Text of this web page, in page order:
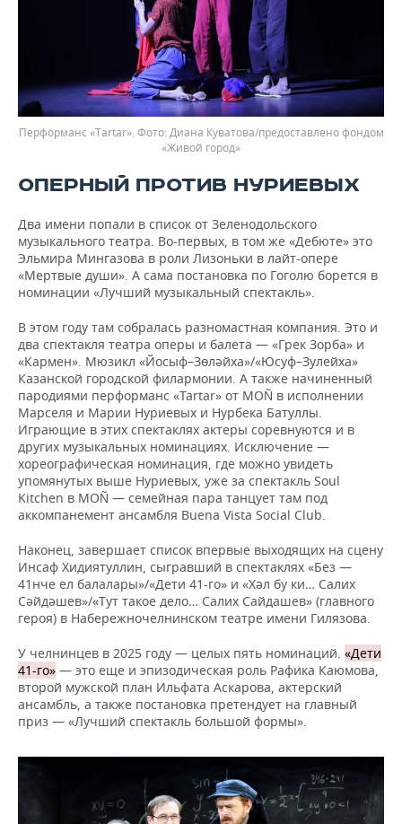
Перформанс «Tartar».
Диана Куватова/предоставлено фондом
«Живой город»
ОПЕРНЫЙ ПРОТИВ НУРИЕВЫХ
Два имени попали в список от Зеленодольского
музыкального театра. Во-первых, в том же «Дебюте» это
Эльмира Мингазова в роли Лизоньки в лайт-опере
«Мертвые души». А сама постановка по Гоголю борется в
номинации «Лучший музыкальный спектакль».
В этом году там собралась разномастная компания. Это и
два спектакля театра оперы и балета — «Грек Зорба» и
«Кармен». Мюзикл «Йосыф–Зөләйха»/«Юсуф–Зулейха»
Казанской городской филармонии. А также начиненный
пародиями перформанс «Tartar» от MOÑ в исполнении
Марселя и Марии Нуриевых и Нурбека Батуллы.
Играющие в этих спектаклях актеры соревнуются и в
других музыкальных номинациях. Исключение —
хореографическая номинация, где можно увидеть
упомянутых выше Нуриевых, уже за спектакль Soul
Kitchen в MOÑ — семейная пара танцует там под
аккомпанемент ансамбля Buena Vista Social Club.
Наконец, завершает список впервые выходящих на сцену
Инсаф Хидиятуллин, сыгравший в спектаклях «Без —
41нче ел балалары»/«Дети 41-го» и «Хәл бу ки… Салих
Сәйдәшев»/«Тут такое дело… Салих Сайдашев» (главного
героя) в Набережночелнинском театре имени Гилязова.
У челнинцев в 2025 году — целых пять номинаций. «Дети
41-го» — это еще и эпизодическая роль Рафика Каюмова,
второй мужской план Ильфата Аскарова, актерский
ансамбль, а также постановка претендует на главный
приз — «Лучший спектакль большой формы».